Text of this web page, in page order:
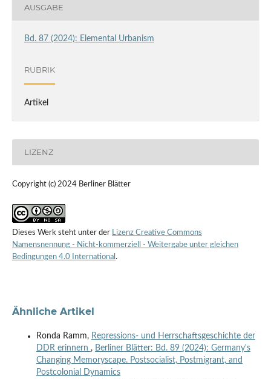
AUSGABE
Bd. 87 (2024): Elemental Urbanism
RUBRIK
Artikel
LIZENZ
Copyright (c) 2024 Berliner Blätter
Dieses Werk steht unter der Lizenz Creative Commons
Namensnennung - Nicht-kommerziell - Weitergabe unter gleichen
Bedingungen 4.0 International .
Ähnliche Artikel
Ronda Ramm, Repressions- und Herrschaftsgeschichte der
DDR erinnern , Berliner Blätter: Bd. 89 (2024): Germany's
Changing Memoryscape. Postsocialist, Postmigrant, and
Postcolonial Dynamics